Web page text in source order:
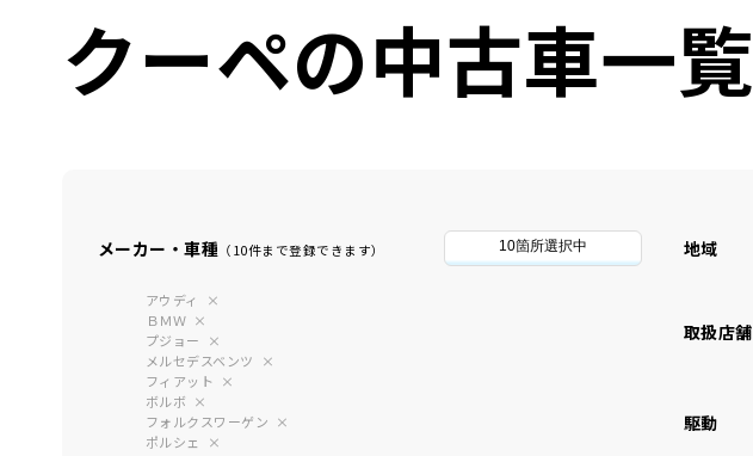
クーペの中古車一覧
メーカー・車種 （10件まで登録できます） 10箇所選択中
アウディ
ＢＭＷ
プジョー
メルセデスベンツ
フィアット
ボルボ
フォルクスワーゲン
ポルシェ
地域
取扱店舗
駆動